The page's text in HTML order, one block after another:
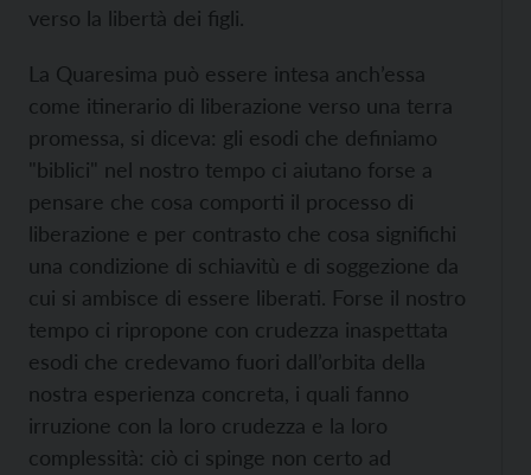
verso la libertà dei figli.
La Quaresima può essere intesa anch’essa
come itinerario di liberazione verso una terra
promessa, si diceva: gli esodi che definiamo
"biblici" nel nostro tempo ci aiutano forse a
pensare che cosa comporti il processo di
liberazione e per contrasto che cosa significhi
una condizione di schiavitù e di soggezione da
cui si ambisce di essere liberati. Forse il nostro
tempo ci ripropone con crudezza inaspettata
esodi che credevamo fuori dall’orbita della
nostra esperienza concreta, i quali fanno
irruzione con la loro crudezza e la loro
complessità: ciò ci spinge non certo ad